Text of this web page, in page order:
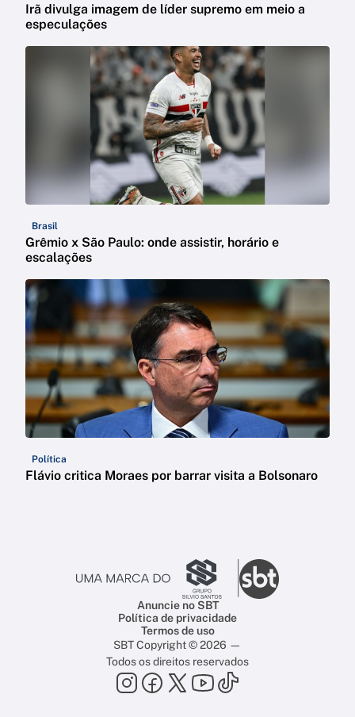
Irã divulga imagem de líder supremo em meio a
especulações
Brasil
Grêmio x São Paulo: onde assistir, horário e
escalações
Política
Flávio critica Moraes por barrar visita a Bolsonaro
Anuncie no SBT
Política de privacidade
Termos de uso
SBT Copyright © 2026 —
Todos os direitos reservados